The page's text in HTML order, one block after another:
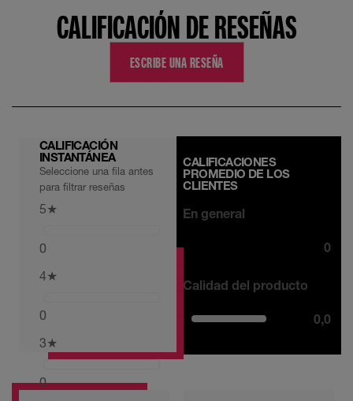
CALIFICACIÓN DE RESEÑAS
ESCRIBE UNA RESEÑA
CALIFICACIÓN
INSTANTÁNEA
Seleccione una fila antes
para filtrar reseñas
5★
0
4★
0
3★
0
CALIFICACIONES
PROMEDIO DE LOS
CLIENTES
En general
0
Calidad del producto
0,0